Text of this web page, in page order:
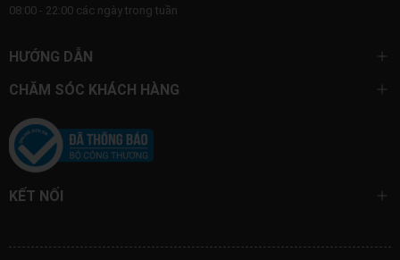
08:00 - 22:00 các ngày trong tuần
HƯỚNG DẪN
CHĂM SÓC KHÁCH HÀNG
KẾT NỐI